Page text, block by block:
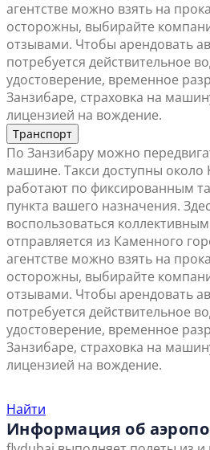
агентстве можно взять на
осторожны, выбирайте
отзывами. Чтобы арендовать
потребуется действительное
удостоверение, временное
Занзибаре, страховка на
лицензией на вождение.
Транспорт
По Занзибару можно
машине. Такси доступны
работают по фиксированным
пункта вашего назначения.
воспользоваться
отправляется из Каменного
агентстве можно взять на
осторожны, выбирайте
отзывами. Чтобы арендовать
потребуется действительное
удостоверение, временное
Занзибаре, страховка на
лицензией на вождение.
Найти
Информация об